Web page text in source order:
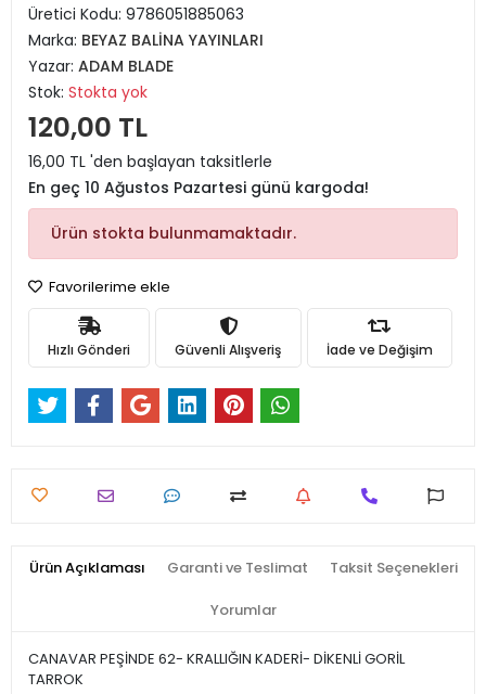
Üretici Kodu: 9786051885063
Marka: BEYAZ BALİNA YAYINLARI
Yazar: ADAM BLADE
Stok: Stokta yok
120,00 TL
16,00 TL 'den başlayan taksitlerle
En geç 10 Ağustos Pazartesi günü kargoda!
Ürün stokta bulunmamaktadır.
Favorilerime ekle
Hızlı Gönderi Güvenli Alışveriş İade ve Değişim
Ürün Açıklaması Garanti ve Teslimat Taksit Seçenekleri
Yorumlar
CANAVAR PEŞİNDE 62- KRALLIĞIN KADERİ- DİKENLİ GORİL
TARROK